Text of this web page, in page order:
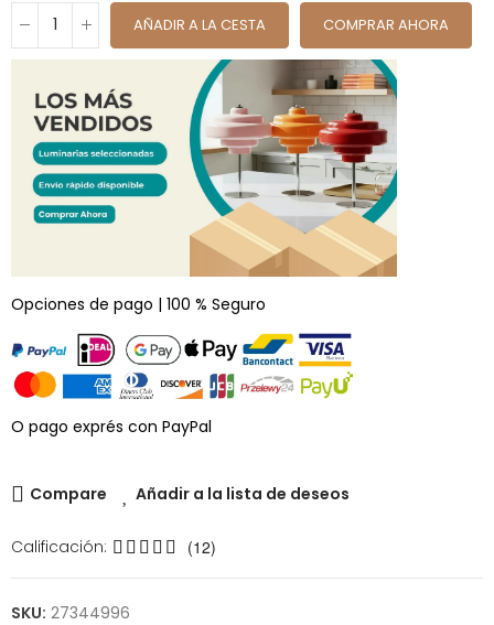
AÑADIR A LA CESTA COMPRAR AHORA
Opciones de pago | 100 % Seguro
O pago exprés con PayPal
Compare Añadir a la lista de deseos
Calificación: (12)
SKU: 27344996